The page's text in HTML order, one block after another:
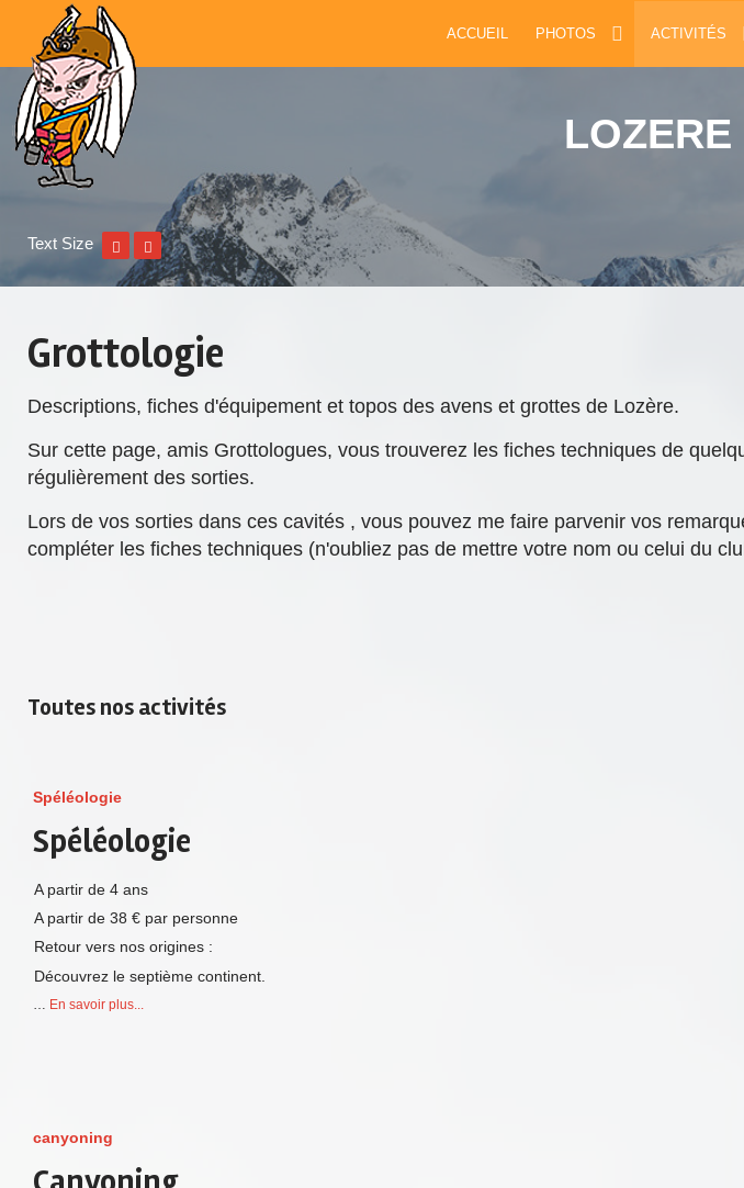
ACCUEIL PHOTOS ACTIVITÉS
LOZERE
Text Size
Grottologie
Descriptions, fiches d'équipement et topos des avens et grottes de Lozère.
Sur cette page, amis Grottologues, vous trouverez les fiches techniques de
régulièrement des sorties.
Lors de vos sorties dans ces cavités , vous pouvez me faire parvenir vos
compléter les fiches techniques (n'oubliez pas de mettre votre nom ou celui du
Toutes nos activités
Spéléologie
Spéléologie
A partir de 4 ans
A partir de 38 € par personne
Retour vers nos origines :
Découvrez le septième continent.
… En savoir plus...
canyoning